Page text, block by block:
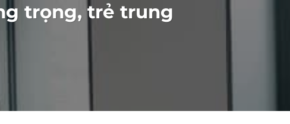
trọng, trẻ trung